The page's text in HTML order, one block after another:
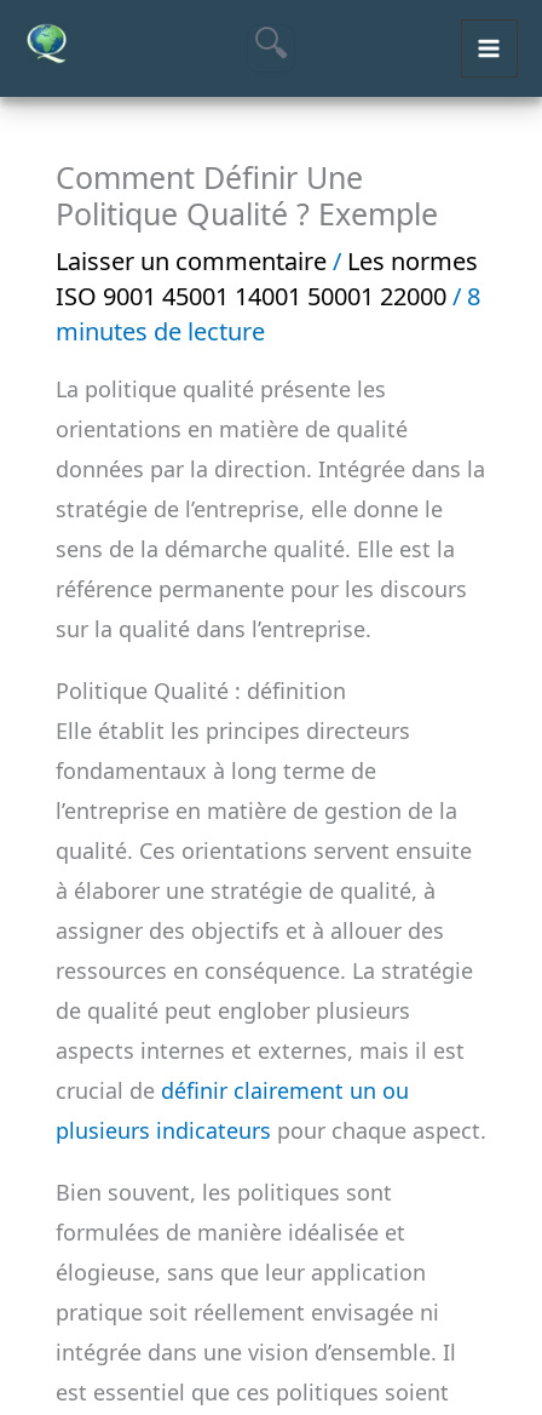
Aller
contenu
Comment Définir Une
Politique Qualité ? Exemple
Laisser un commentaire / Les normes
ISO 9001 45001 14001 50001 22000/ 8
minutes de lecture
La politique qualité présente les
orientations en matière de qualité
données par la direction. Intégrée dans la
stratégie de l’entreprise, elle donne le
sens de la démarche qualité. Elle est la
référence permanente pour les discours
sur la qualité dans l’entreprise.
Politique Qualité : définition
Elle établit les principes directeurs
fondamentaux à long terme de
l’entreprise en matière de gestion de la
qualité. Ces orientations servent ensuite
à élaborer une stratégie de qualité, à
assigner des objectifs et à allouer des
ressources en conséquence. La stratégie
de qualité peut englober plusieurs
aspects internes et externes, mais il est
crucial dedéfinir clairement un ou
plusieurs indicateurs pour chaque aspect.
Bien souvent, les politiques sont
formulées de manière idéalisée et
élogieuse, sans que leur application
pratique soit réellement envisagée ni
intégrée dans une vision d’ensemble. Il
est essentiel que ces politiques soient